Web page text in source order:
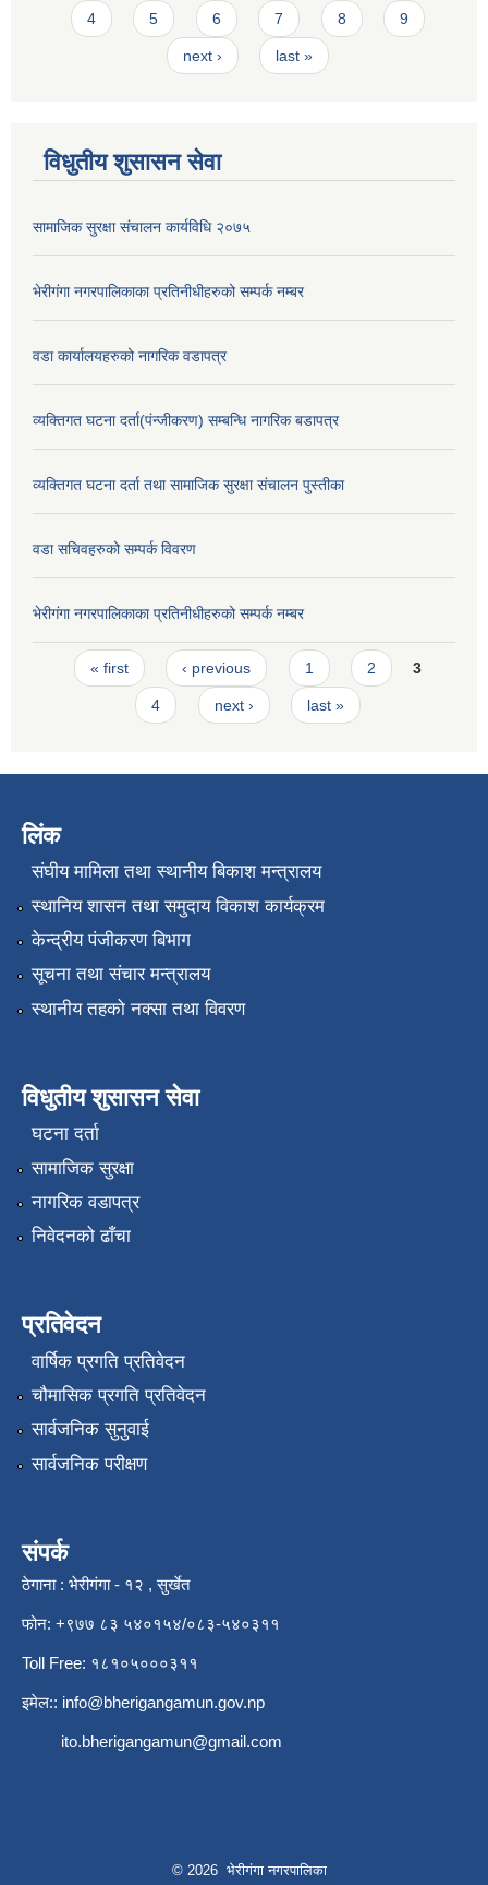
4 5 6 7 8 9
next › last »
विधुतीय शुसासन सेवा
सामाजिक सुरक्षा संचालन कार्यविधि २०७५
भेरीगंगा नगरपालिकाका प्रतिनीधीहरुको सम्पर्क नम्बर
वडा कार्यालयहरुको नागरिक वडापत्र
व्यक्तिगत घटना दर्ता(पंन्जीकरण) सम्बन्धि नागरिक बडापत्र
व्यक्तिगत घटना दर्ता तथा सामाजिक सुरक्षा संचालन पुस्तीका
वडा सचिवहरुको सम्पर्क विवरण
भेरीगंगा नगरपालिकाका प्रतिनीधीहरुको सम्पर्क नम्बर
Pages
« first ‹ previous 1 2 3
4 next › last »
लिंक
संघीय मामिला तथा स्थानीय बिकाश मन्त्रालय
स्थानिय शासन तथा समुदाय विकाश कार्यक्रम
केन्द्रीय पंजीकरण बिभाग
सूचना तथा संचार मन्त्रालय
स्थानीय तहको नक्सा तथा विवरण
विधुतीय शुसासन सेवा
घटना दर्ता
सामाजिक सुरक्षा
नागरिक वडापत्र
निवेदनको ढाँचा
प्रतिवेदन
वार्षिक प्रगति प्रतिवेदन
चौमासिक प्रगति प्रतिवेदन
सार्वजनिक सुनुवाई
सार्वजनिक परीक्षण
संपर्क
ठेगाना : भेरीगंगा - १२ , सुर्खेत
फोन: +९७७ ८३ ५४०१५४/०८३-५४०३११
Toll Free: १८१०५०००३११
इमेल:: info@bherigangamun.gov.np
ito.bherigangamun@gmail.com
© 2026 भेरीगंगा नगरपालिका